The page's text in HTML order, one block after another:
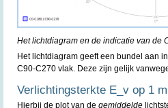
Het lichtdiagram en de indicatie van de
Het lichtdiagram geeft een bundel aan
C90-C270 vlak. Deze zijn gelijk
Verlichtingsterkte E_v op 1
Hierbij de plot van de gemiddelde